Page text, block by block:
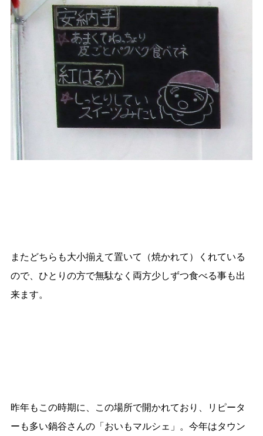
またどちらも大小揃えて置いて（焼かれて）くれている
ので、ひとりの方で無駄なく両方少しずつ食べる事も出
来ます。
昨年もこの時期に、この場所で開かれており、リピータ
ーも多い鍋谷さんの「おいもマルシェ」。今年はタウン